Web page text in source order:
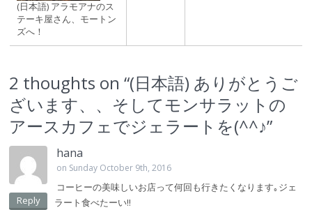
(日本語) アラモアナのス
テーキ屋さん、モートン
ズへ！
2 thoughts on “(日本語) ありがとうご
ざいます、、そしてモンサラットの
アースカフェでジェラートを(^^♪”
Reply
hana
on Sunday October 9th, 2016
コーヒーの美味しいお店って何回も行きたくなります｡ジェ
ラート食べたーい!!